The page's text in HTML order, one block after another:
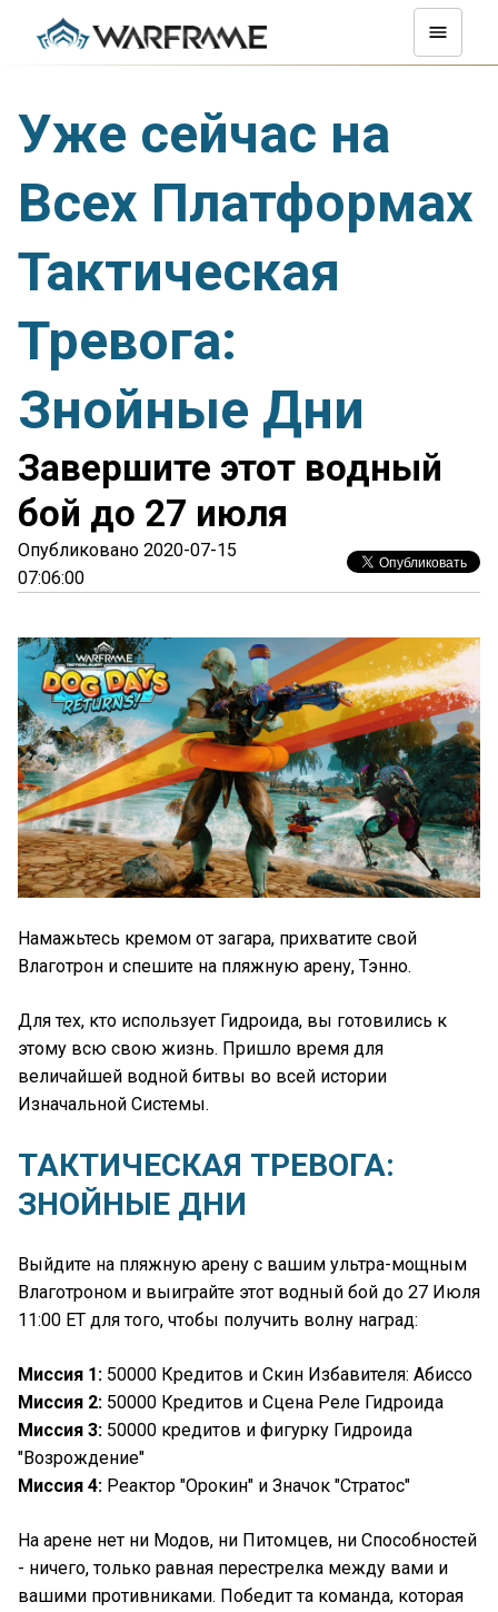
Уже сейчас на
Всех Платформах
Тактическая
Тревога:
Знойные Дни
Завершите этот водный
бой до 27 июля
Опубликовано 2020-07-15
07:06:00
Намажьтесь кремом от загара, прихватите свой
Влаготрон и спешите на пляжную арену, Тэнно.
Для тех, кто использует Гидроида, вы готовились к
этому всю свою жизнь. Пришло время для
величайшей водной битвы во всей истории
Изначальной Системы.
ТАКТИЧЕСКАЯ ТРЕВОГА:
ЗНОЙНЫЕ ДНИ
Выйдите на пляжную арену с вашим ультра-мощным
Влаготроном и выиграйте этот водный бой до 27 Июля
11:00 ET для того, чтобы получить волну наград:
Миссия 1: 50000 Кредитов и Скин Избавителя: Абиссо
Миссия 2: 50000 Кредитов и Сцена Реле Гидроида
Миссия 3: 50000 кредитов и фигурку Гидроида
"Возрождение"
Миссия 4: Реактор "Орокин" и Значок "Стратос"
На арене нет ни Модов, ни Питомцев, ни Способностей
- ничего, только равная перестрелка между вами и
вашими противниками. Победит та команда, которая